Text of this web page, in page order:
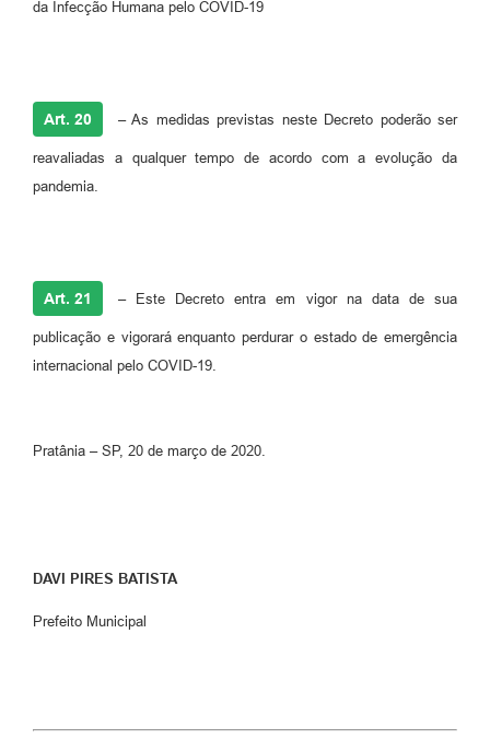
da Infecção Humana pelo COVID-19
Art. 20 –As medidas previstas neste Decreto poderão ser
reavaliadas a qualquer tempo de acordo com a evolução da
pandemia.
Art. 21 – Este Decreto entra em vigor na data de sua
publicação e vigorará enquanto perdurar o estado de emergência
internacional pelo COVID-19.
Pratânia – SP, 20 de março de 2020.
DAVI PIRES BATISTA
Prefeito Municipal